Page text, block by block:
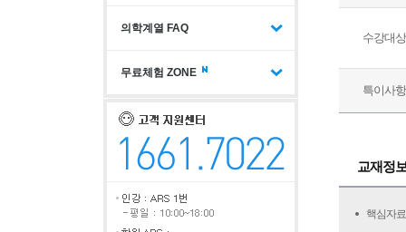
의학계열 FAQ
무료체험 ZONE
수강대상
특이사항
교재정
핵심자